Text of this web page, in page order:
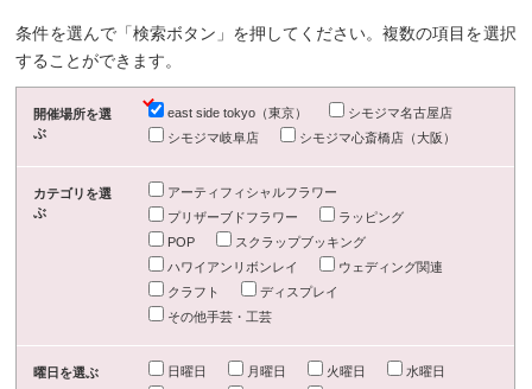
条件を選んで「検索ボタン」を押してください。複数の項目を選択
することができます。
開催場所を選
ぶ
east side tokyo（東京）
シモジマ名古屋店
シモジマ岐阜店
シモジマ心斎橋店（大阪）
カテゴリを選
ぶ
アーティフィシャルフラワー
プリザーブドフラワー
ラッピング
POP
スクラップブッキング
ハワイアンリボンレイ
ウェディング関連
クラフト
ディスプレイ
その他手芸・工芸
曜日を選ぶ 日曜日 月曜日 火曜日
水曜日